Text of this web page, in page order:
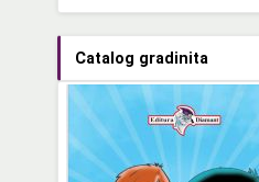
Catalog gradinita